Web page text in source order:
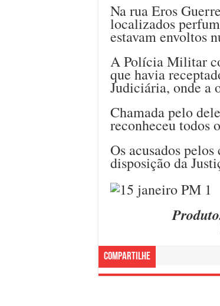
Na rua Eros
localizados
estavam envoltos
A Polícia Militar
que havia
Judiciária, onde a
Chamada pelo
reconheceu todos
Os acusados
disposição da
Compartilhe